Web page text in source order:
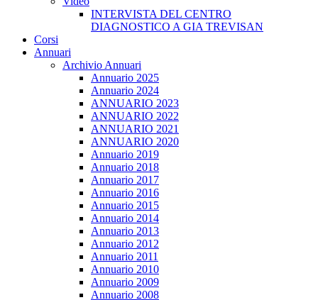
INTERVISTA DEL CENTRO
DIAGNOSTICO A GIA TREVISAN
Corsi
Annuari
Archivio Annuari
Annuario 2025
Annuario 2024
ANNUARIO 2023
ANNUARIO 2022
ANNUARIO 2021
ANNUARIO 2020
Annuario 2019
Annuario 2018
Annuario 2017
Annuario 2016
Annuario 2015
Annuario 2014
Annuario 2013
Annuario 2012
Annuario 2011
Annuario 2010
Annuario 2009
Annuario 2008